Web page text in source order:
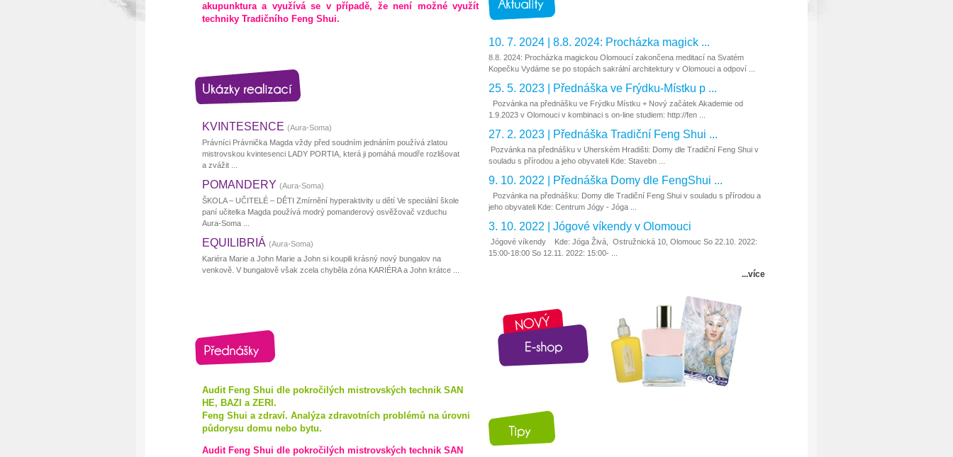
akupunktura a využívá se v případě, že není možné využít
techniky Tradičního Feng Shui.
KVINTESENCE (Aura-Soma)
Právníci Právnička Magda vždy před soudním jednáním používá zlatou
mistrovskou kvintesenci LADY PORTIA, která ji pomáhá moudře rozlišovat
a zvážit ...
POMANDERY (Aura-Soma)
ŠKOLA – UČITELÉ – DĚTI Zmírnění hyperaktivity u dětí Ve speciální škole
paní učitelka Magda používá modrý pomanderový osvěžovač vzduchu
Aura-Soma ...
EQUILIBRIÁ (Aura-Soma)
Kariéra Marie a John Marie a John si koupili krásný nový bungalov na
venkově. V bungalově však zcela chyběla zóna KARIÉRA a John krátce ...
Audit Feng Shui dle pokročilých mistrovských technik SAN
HE, BAZI a ZERI.
Feng Shui a zdraví. Analýza zdravotních problémů na úrovni
půdorysu domu nebo bytu.
Audit Feng Shui dle pokročilých mistrovských technik SAN
10. 7. 2024 | 8.8. 2024: Procházka magick ...
8.8. 2024: Procházka magickou Olomoucí zakončena meditací na Svatém
Kopečku Vydáme se po stopách sakrální architektury v Olomouci a odpoví ...
25. 5. 2023 | Přednáška ve Frýdku-Místku p ...
Pozvánka na přednášku ve Frýdku Místku + Nový začátek Akademie od
1.9.2023 v Olomouci v kombinaci s on-line studiem: http://fen ...
27. 2. 2023 | Přednáška Tradiční Feng Shui ...
Pozvánka na přednášku v Uherském Hradišti: Domy dle Tradiční Feng Shui v
souladu s přírodou a jeho obyvateli Kde: Stavebn ...
9. 10. 2022 | Přednáška Domy dle FengShui ...
Pozvánka na přednášku: Domy dle Tradiční Feng Shui v souladu s přírodou a
jeho obyvateli Kde: Centrum Jógy - Jóga ...
3. 10. 2022 | Jógové víkendy v Olomouci
Jógové víkendy Kde: Jóga Živá, Ostružnická 10, Olomouc So 22.10. 2022:
15:00-18:00 So 12.11. 2022: 15:00- ...
...více